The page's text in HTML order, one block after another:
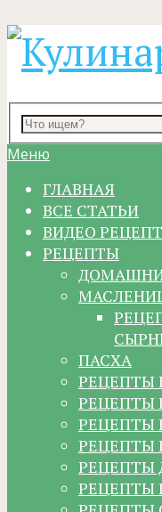
Меню
ГЛАВНАЯ
ВСЕ СТАТЬИ
ВИДЕО РЕЦЕПТ
РЕЦЕПТЫ
ПАСХА
РЕЦЕПТЫ
РЕЦЕПТЫ
РЕЦЕПТЫ
РЕЦЕПТЫ
РЕЦЕПТЫ
РЕЦЕПТЫ